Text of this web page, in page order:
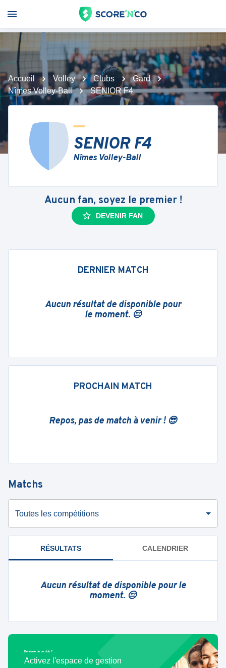
Accueil Volley Clubs
Gard
Nîmes Volley-Ball
SENIOR F4
SENIOR F4
Nîmes Volley-Ball
Aucun fan, soyez le premier !
DEVENIR FAN
DERNIER MATCH
Aucun résultat de disponible pour
le moment. 😔
PROCHAIN MATCH
Repos, pas de match à venir ! 😎
Matchs
Toutes les compétitions
RÉSULTATS CALENDRIER
Aucun résultat de disponible pour le
moment. 😔
Bénévole de ce club ?
Activez l'espace de gestion